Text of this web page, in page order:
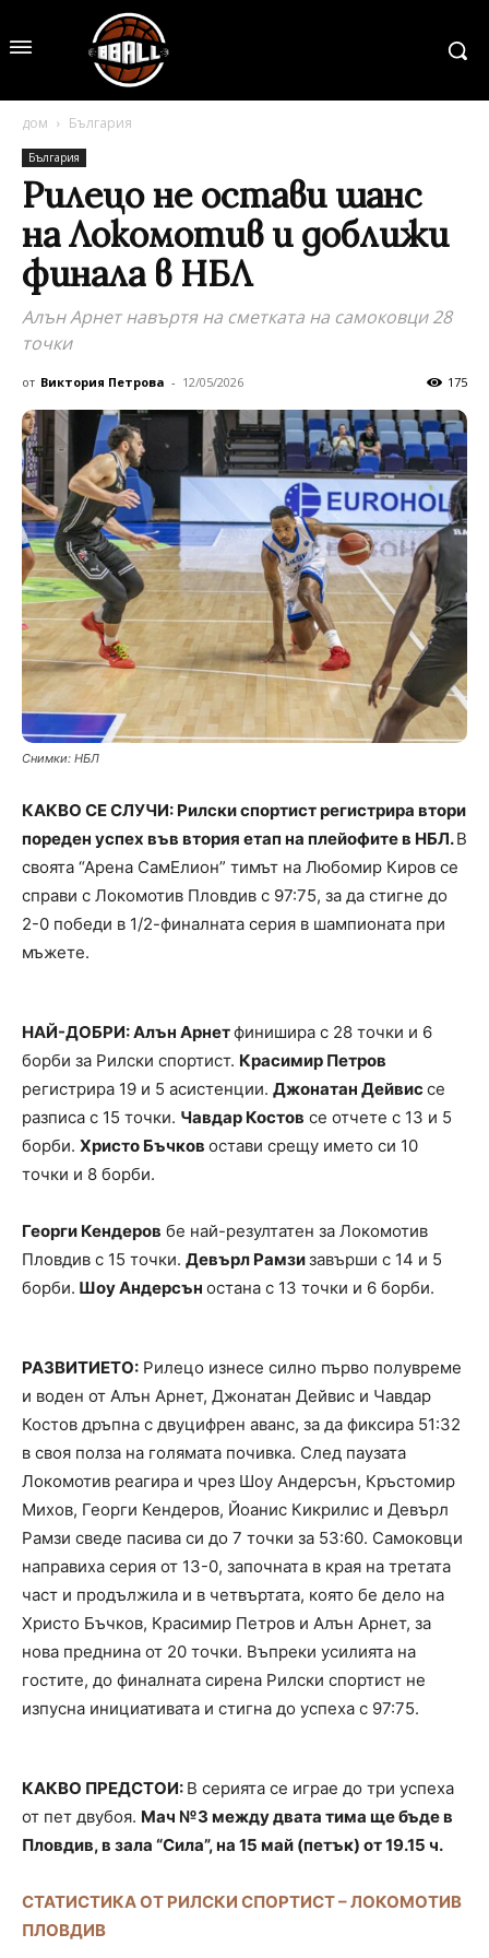
дом България
България
Рилецо не остави шанс
на Локомотив и доближи
финала в НБЛ
Алън Арнет навъртя на сметката на самоковци 28
точки
от Виктория Петрова - 12/05/2026 175
Снимки: НБЛ
КАКВО СЕ СЛУЧИ: Рилски спортист регистрира втори
пореден успех във втория етап на плейофите в НБЛ.В
своята “Арена СамЕлион” тимът на Любомир Киров се
справи с Локомотив Пловдив с 97:75, за да стигне до
2-0 победи в 1/2-финалната серия в шампионата при
мъжете.
НАЙ-ДОБРИ: Алън Арнетфинишира с 28 точки и 6
борби за Рилски спортист. Красимир Петров
регистрира 19 и 5 асистенции. Джонатан Дейвиссе
разписа с 15 точки. Чавдар Костов се отчете с 13 и 5
борби. Христо Бъчков остави срещу името си 10
точки и 8 борби.
Георги Кендеров бе най-резултатен за Локомотив
Пловдив с 15 точки. Девърл Рамзизавърши с 14 и 5
борби. Шоу Андерсън остана с 13 точки и 6 борби.
РАЗВИТИЕТО: Рилецо изнесе силно първо полувреме
и воден от Алън Арнет, Джонатан Дейвис и Чавдар
Костов дръпна с двуцифрен аванс, за да фиксира 51:32
в своя полза на голямата почивка. След паузата
Локомотив реагира и чрез Шоу Андерсън, Кръстомир
Михов, Георги Кендеров, Йоанис Кикрилис и Девърл
Рамзи сведе пасива си до 7 точки за 53:60. Самоковци
направиха серия от 13-0, започната в края на третата
част и продължила и в четвъртата, която бе дело на
Христо Бъчков, Красимир Петров и Алън Арнет, за
нова преднина от 20 точки. Въпреки усилията на
гостите, до финалната сирена Рилски спортист не
изпусна инициативата и стигна до успеха с 97:75.
КАКВО ПРЕДСТОИ: В серията се играе до три успеха
от пет двубоя. Мач №3 между двата тима ще бъде в
Пловдив, в зала “Сила”, на 15 май (петък) от 19.15 ч.
СТАТИСТИКА ОТ РИЛСКИ СПОРТИСТ – ЛОКОМОТИВ
ПЛОВДИВ